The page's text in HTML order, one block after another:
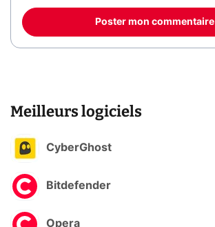
Poster mon commentaire
Meilleurs logiciels
CyberGhost
Bitdefender
Opera